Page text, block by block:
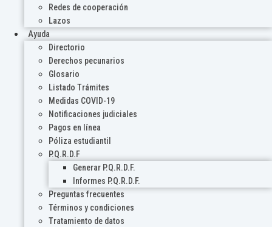
Redes de cooperación
Lazos
Ayuda
Directorio
Derechos pecunarios
Glosario
Listado Trámites
Medidas COVID-19
Notificaciones judiciales
Pagos en línea
Póliza estudiantil
P.Q.R.D.F
Generar P.Q.R.D.F.
Informes P.Q.R.D.F.
Preguntas frecuentes
Términos y condiciones
Tratamiento de datos